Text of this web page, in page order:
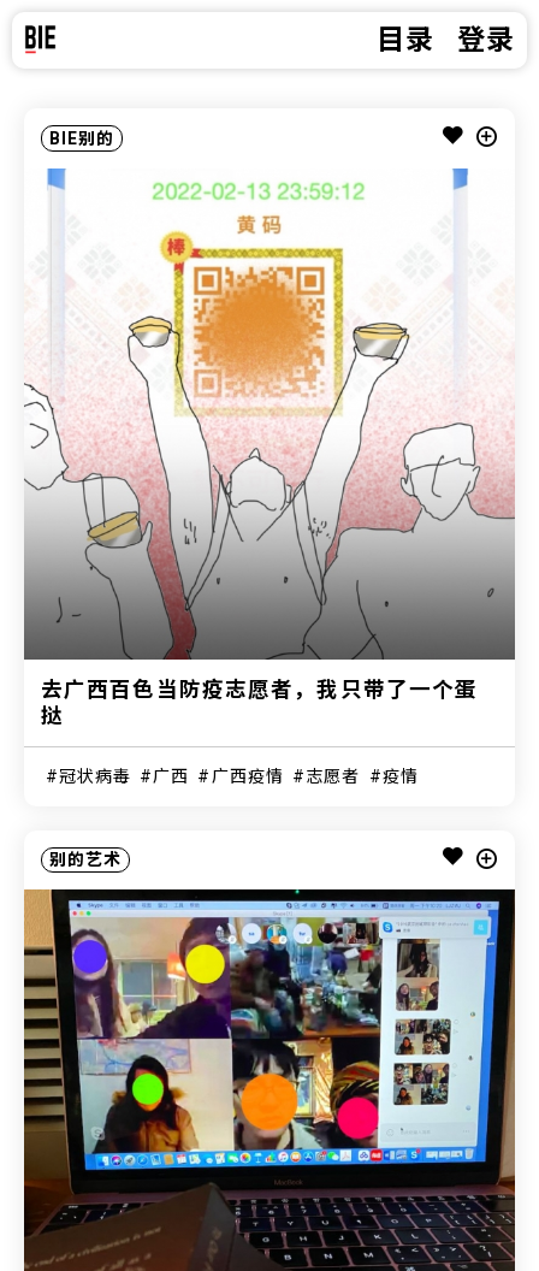
目录 登录
BIE别的
去广西百色当防疫志愿者，我只带了一个蛋
挞
冠状病毒 广西 广西疫情 志愿者 疫情
别的艺术